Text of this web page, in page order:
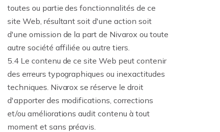
toutes ou partie des fonctionnalités de ce
site Web, résultant soit d'une action soit
d'une omission de la part de Nivarox ou toute
autre société affiliée ou autre tiers.
5.4 Le contenu de ce site Web peut contenir
des erreurs typographiques ou inexactitudes
techniques. Nivarox se réserve le droit
d'apporter des modifications, corrections
et/ou améliorations audit contenu à tout
moment et sans préavis.